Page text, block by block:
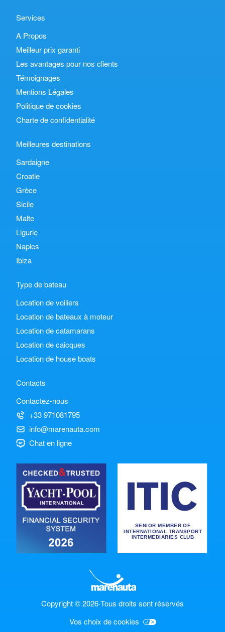
Services
A Propos
Meilleur prix garanti
Les avantages pour nos clients
Témoignages
Mentions Légales
Politique de cookies
Charte de confidentialité
Meilleures destinations
Sardaigne
Croatie
Grèce
Sicile
Malte
Ligurie
Naples
Ibiza
Type de bateau
Location de voiliers
Location de bateaux à moteur
Location de catamarans
Location de caicques
Location de house boats
Contacts
Contactez-nous
+33 971081795
info@marenauta.com
Chat en ligne
Copyright © 2026·Tous droits sont réservés
Vos choix de cookies